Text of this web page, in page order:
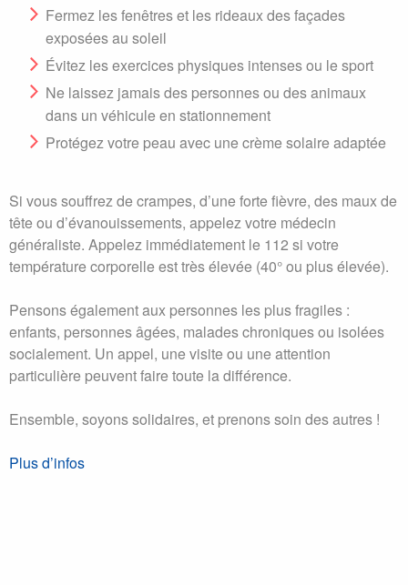
Fermez les fenêtres et les rideaux des façades
exposées au soleil
Évitez les exercices physiques intenses ou le sport
Ne laissez jamais des personnes ou des animaux
dans un véhicule en stationnement
Protégez votre peau avec une crème solaire adaptée
Si vous souffrez de crampes, d’une forte fièvre, des maux de
tête ou d’évanouissements, appelez votre médecin
généraliste. Appelez immédiatement le 112 si votre
température corporelle est très élevée (40° ou plus élevée).
Pensons également aux personnes les plus fragiles :
enfants, personnes âgées, malades chroniques ou isolées
socialement. Un appel, une visite ou une attention
particulière peuvent faire toute la différence.
Ensemble, soyons solidaires, et prenons soin des autres !
Plus d’infos